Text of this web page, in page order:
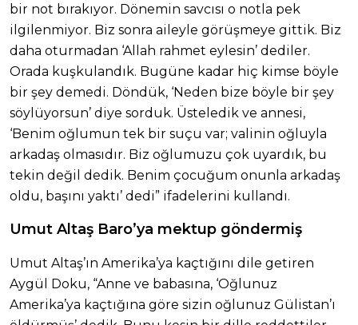
bir not bırakıyor. Dönemin savcısı o notla pek
ilgilenmiyor. Biz sonra aileyle görüşmeye gittik. Biz
daha oturmadan ‘Allah rahmet eylesin’ dediler.
Orada kuşkulandık. Bugüne kadar hiç kimse böyle
bir şey demedi. Döndük, ‘Neden bize böyle bir şey
söylüyorsun’ diye sorduk. Üsteledik ve annesi,
‘Benim oğlumun tek bir suçu var; valinin oğluyla
arkadaş olmasıdır. Biz oğlumuzu çok uyardık, bu
tekin değil dedik. Benim çocuğum onunla arkadaş
oldu, başını yaktı’ dedi” ifadelerini kullandı.
Umut Altaş Baro’ya mektup göndermiş
Umut Altaş’ın Amerika’ya kaçtığını dile getiren
Aygül Doku, “Anne ve babasına, ‘Oğlunuz
Amerika’ya kaçtığına göre sizin oğlunuz Gülistan’ı